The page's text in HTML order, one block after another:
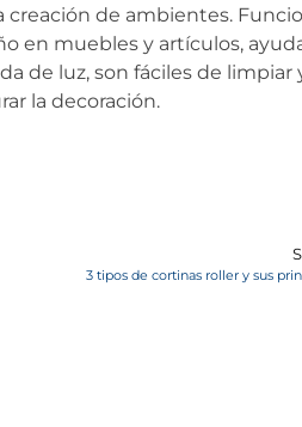
creación de ambientes.
en muebles y artículos,
de luz, son fáciles de
la decoración.
3 tipos de cortinas roller y sus